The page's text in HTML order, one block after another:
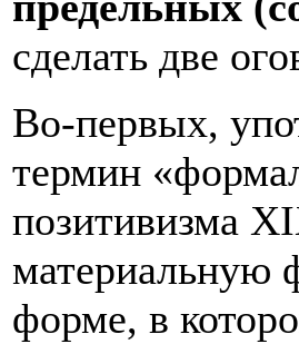
сделать две
Во-первых,
термин
позитивизма
материальную
форме, в